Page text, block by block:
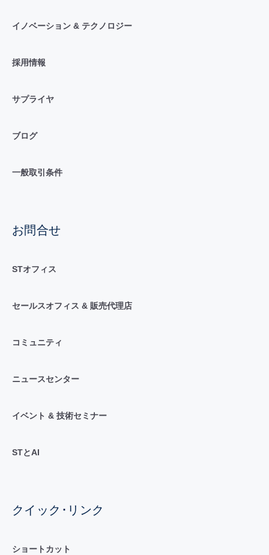
イノベーション & テクノロジー
採用情報
サプライヤ
ブログ
一般取引条件
お問合せ
STオフィス
セールスオフィス & 販売代理店
コミュニティ
ニュースセンター
イベント & 技術セミナー
STとAI
クイック･リンク
ショートカット